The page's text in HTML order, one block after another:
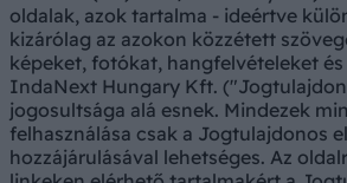
oldalak, azok tartalma - ideértve
kizárólag az azokon közzétett
képeket, fotókat, hangfelvételeket és
IndaNext Hungary Kft.
jogosultsága alá esnek. Mindezek
felhasználása csak a Jogtulajdonos
hozzájárulásával lehetséges. Az